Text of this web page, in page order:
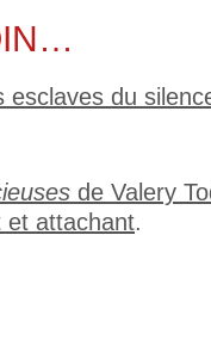
esclaves du
de Valery
et attachant.